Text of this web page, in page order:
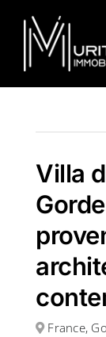
content
Ventes
Locations
Equipe
À propos
Villa
France,